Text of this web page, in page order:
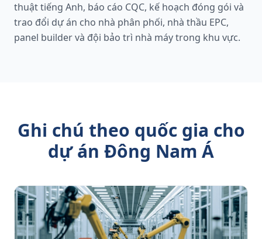
thuật tiếng Anh, báo cáo CQC, kế hoạch đóng gói và
trao đổi dự án cho nhà phân phối, nhà thầu EPC,
panel builder và đội bảo trì nhà máy trong khu vực.
Ghi chú theo quốc gia cho
dự án Đông Nam Á